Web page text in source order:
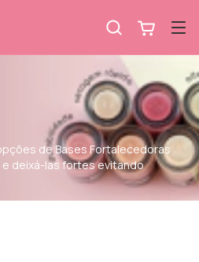
de Bases Fortalecedoras
e deixá-las fortes evitando